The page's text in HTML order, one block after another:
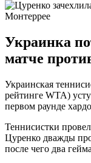
Украинка
матче
Украинская
рейтинге WTA)
первом раунде
Теннисистки
Цуренко дважды
после чего два